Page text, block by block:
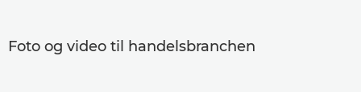
Foto og video til handelsbranchen